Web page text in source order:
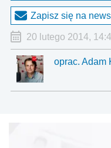
Zapisz się na
20 lutego 2014,
oprac. Adam